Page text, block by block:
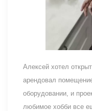
Алексей хотел
арендовал
оборудовании, и
любимое хобби все